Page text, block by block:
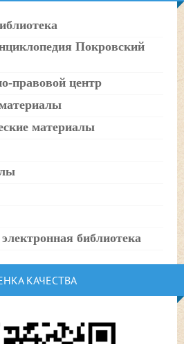
Покровский
правовой центр
материалы
библиотека
КАЧЕСТВА